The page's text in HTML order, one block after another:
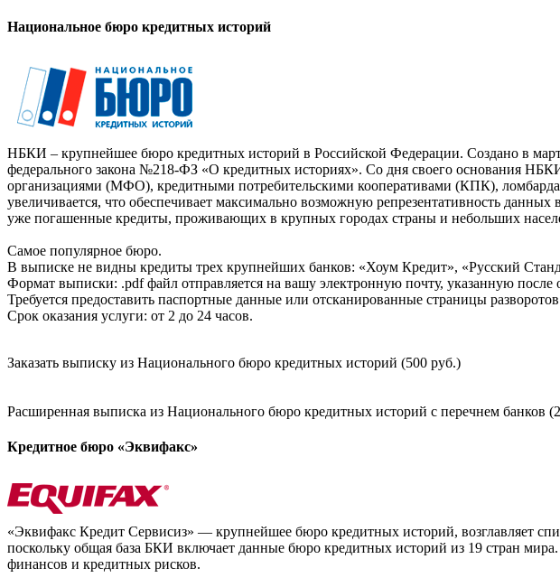
Национальное бюро кредитных историй
НБКИ – крупнейшее бюро кредитных историй в Российской Федерации. Создано в
федерального закона №218-ФЗ «О кредитных историях». Со дня своего основания
организациями (МФО), кредитными потребительскими кооперативами (КПК),
увеличивается, что обеспечивает максимально возможную репрезентативность
уже погашенные кредиты, проживающих в крупных городах страны и небольших
Самое популярное бюро.
В выписке не видны кредиты трех крупнейших банков: «Хоум Кредит», «Русский
Формат выписки: .pdf файл отправляется на вашу электронную почту, указанную после
Требуется предоставить паспортные данные или отсканированные страницы
Срок оказания услуги: от 2 до 24 часов.
Заказать выписку из Национального бюро кредитных историй (500 руб.)
Расширенная выписка из Национального бюро кредитных историй с перечнем банков
Кредитное бюро «Эквифакс»
«Эквифакс Кредит Сервисиз» — крупнейшее бюро кредитных историй, возглавляет
поскольку общая база БКИ включает данные бюро кредитных историй из 19 стран
финансов и кредитных рисков.